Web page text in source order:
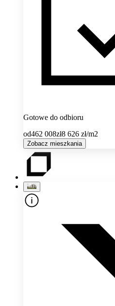
Gotowe do odbioru
od462 008zł8 626 zł/m2
Zobacz mieszkania